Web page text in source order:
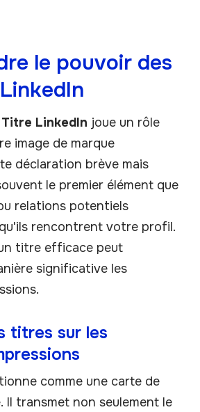
le pouvoir des
Titre LinkedIn joue un rôle
image de marque
déclaration brève mais
le premier élément que
relations potentiels
rencontrent votre profil.
titre efficace peut
significative les
titres sur les
comme une carte de
Il transmet non seulement le